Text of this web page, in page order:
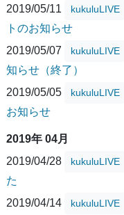
2019/05/11
kukuluLIVE
トのお知らせ
2019/05/07
kukuluLIVE
知らせ（終了）
2019/05/05
kukuluLIVE
お知らせ
2019年 04月
2019/04/28
kukuluLIVE
た
2019/04/14
kukuluLIVE